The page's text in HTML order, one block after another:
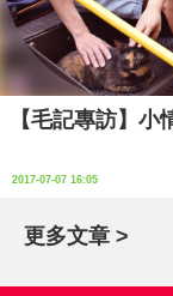
【毛記專訪】
2017-07-07 16:05
更多文章 >